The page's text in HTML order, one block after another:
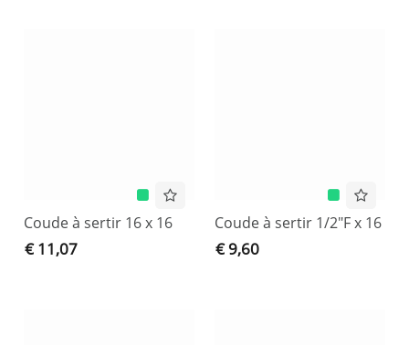
Coude à sertir 16 x 16
€ 11,07
Coude à sertir 1/2"F x 16
€ 9,60